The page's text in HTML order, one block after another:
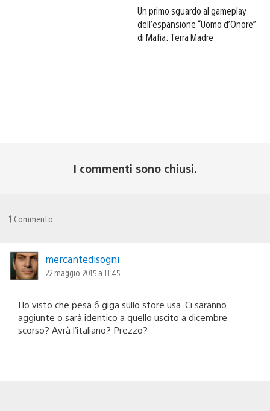
Un primo sguardo al gameplay
dell’espansione “Uomo d’Onore”
di Mafia: Terra Madre
I commenti sono chiusi.
1 Commento
mercantedisogni
22 maggio 2015 a 11:45
Ho visto che pesa 6 giga sullo store usa. Ci saranno
aggiunte o sarà identico a quello uscito a dicembre
scorso? Avrà l’italiano? Prezzo?